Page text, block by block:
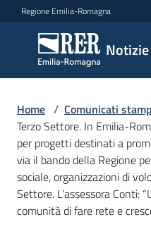
Vai al contenuto
Vai alla navigazione
Vai al footer
Regione Emilia-Romagna
Notizie
Notizie
Comunicati
stampa
Menu selezionato
Cerca
un
comunicato
Home / Comunicati
Terzo Settore. In Emilia-
per progetti destinati a
via il bando della Regione
sociale, organizzazioni di
Settore. L’assessora Conti:
comunità di fare rete e